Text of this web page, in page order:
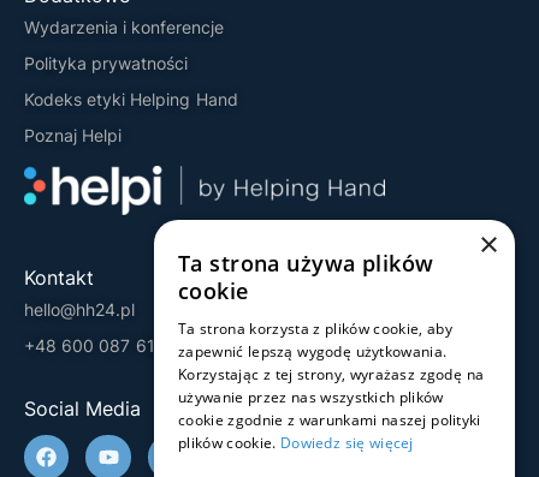
Wydarzenia i konferencje
Polityka prywatności
Kodeks etyki Helping Hand
Poznaj Helpi
Kontakt
hello@hh24.pl
+48 600 087 613
Social Media
×
Ta strona używa plików
cookie
Ta strona korzysta z plików cookie, aby
zapewnić lepszą wygodę użytkowania.
Korzystając z tej strony, wyrażasz zgodę na
używanie przez nas wszystkich plików
cookie zgodnie z warunkami naszej polityki
plików cookie. Dowiedz się więcej